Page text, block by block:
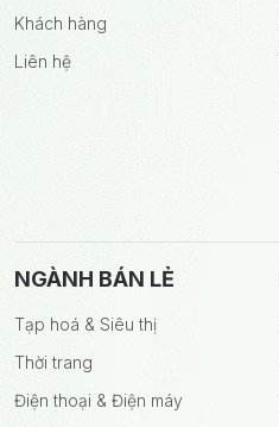
Khách hàng
Liên hệ
NGÀNH BÁN LẺ
Tạp hoá & Siêu thị
Thời trang
Điện thoại & Điện máy